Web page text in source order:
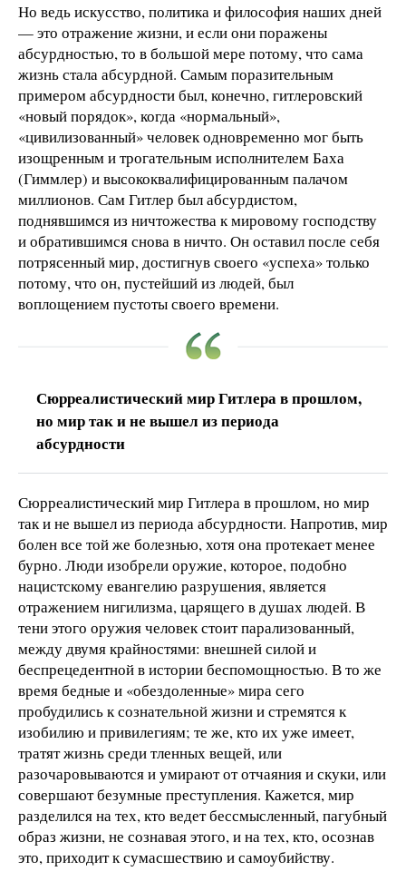
Но ведь искусство, политика и философия наших дней
— это отражение жизни, и если они поражены
абсурдностью, то в большой мере потому, что сама
жизнь стала абсурдной. Самым поразительным
примером абсурдности был, конечно, гитлеровский
«новый порядок», когда «нормальный»,
«цивилизованный» человек одновременно мог быть
изощренным и трогательным исполнителем Баха
(Гиммлер) и высококвалифицированным палачом
миллионов. Сам Гитлер был абсурдистом,
поднявшимся из ничтожества к мировому господству
и обратившимся снова в ничто. Он оставил после себя
потрясенный мир, достигнув своего «успеха» только
потому, что он, пустейший из людей, был
воплощением пустоты своего времени.
Сюрреалистический мир Гитлера в прошлом,
но мир так и не вышел из периода
абсурдности
Сюрреалистический мир Гитлера в прошлом, но мир
так и не вышел из периода абсурдности. Напротив, мир
болен все той же болезнью, хотя она протекает менее
бурно. Люди изобрели оружие, которое, подобно
нацистскому евангелию разрушения, является
отражением нигилизма, царящего в душах людей. В
тени этого оружия человек стоит парализованный,
между двумя крайностями: внешней силой и
беспрецедентной в истории беспомощностью. В то же
время бедные и «обездоленные» мира сего
пробудились к сознательной жизни и стремятся к
изобилию и привилегиям; те же, кто их уже имеет,
тратят жизнь среди тленных вещей, или
разочаровываются и умирают от отчаяния и скуки, или
совершают безумные преступления. Кажется, мир
разделился на тех, кто ведет бессмысленный, пагубный
образ жизни, не сознавая этого, и на тех, кто, осознав
это, приходит к сумасшествию и самоубийству.